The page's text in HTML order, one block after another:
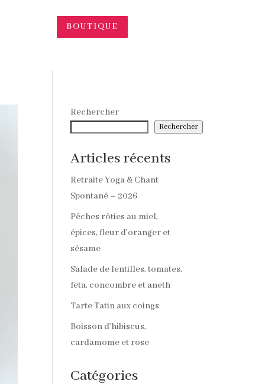
BOUTIQUE
Rechercher
Rechercher
Articles récents
Retraite Yoga & Chant
Spontané – 2026
Pêches rôties au miel,
épices, fleur d’oranger et
sésame
Salade de lentilles, tomates,
feta, concombre et aneth
Tarte Tatin aux coings
Boisson d’hibiscus,
cardamome et rose
Catégories